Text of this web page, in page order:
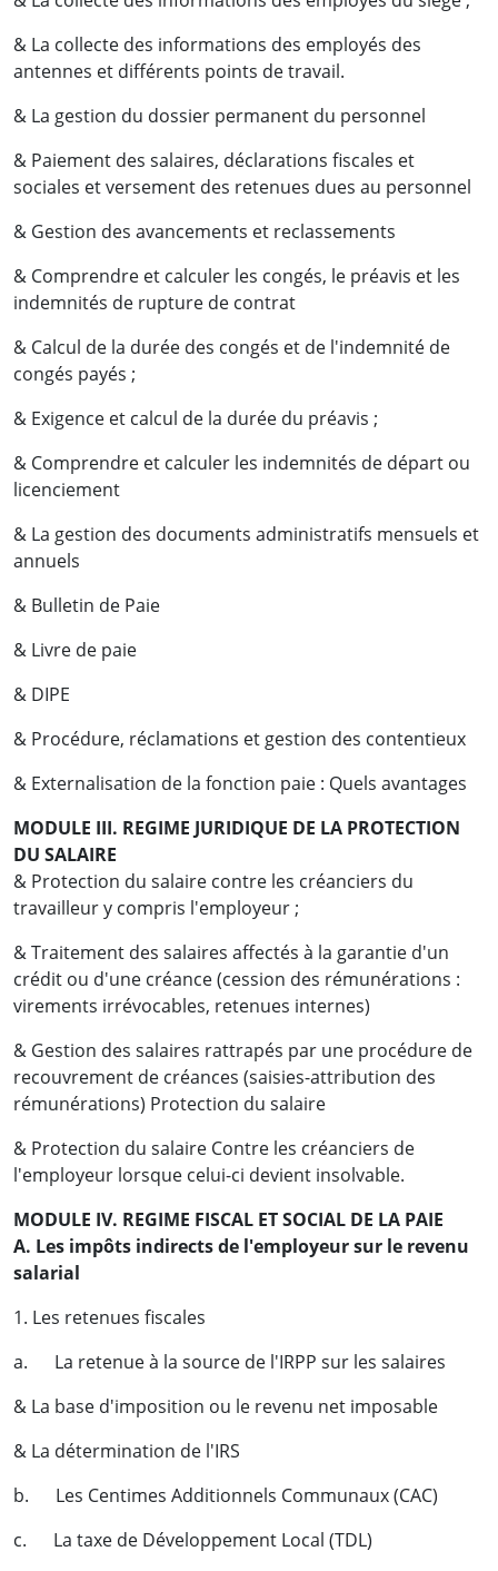
& La collecte des informations des employés des
antennes et différents points de travail.
& La gestion du dossier permanent du personnel
& Paiement des salaires, déclarations fiscales et
sociales et versement des retenues dues au personnel
& Gestion des avancements et reclassements
& Comprendre et calculer les congés, le préavis et les
indemnités de rupture de contrat
& Calcul de la durée des congés et de l'indemnité de
congés payés ;
& Exigence et calcul de la durée du préavis ;
& Comprendre et calculer les indemnités de départ ou
licenciement
& La gestion des documents administratifs mensuels et
annuels
& Bulletin de Paie
& Livre de paie
& DIPE
& Procédure, réclamations et gestion des contentieux
& Externalisation de la fonction paie : Quels avantages
MODULE III. REGIME JURIDIQUE DE LA PROTECTION
DU SALAIRE
& Protection du salaire contre les créanciers du
travailleur y compris l'employeur ;
& Traitement des salaires affectés à la garantie d'un
crédit ou d'une créance (cession des rémunérations :
virements irrévocables, retenues internes)
& Gestion des salaires rattrapés par une procédure de
recouvrement de créances (saisies-attribution des
rémunérations) Protection du salaire
& Protection du salaire Contre les créanciers de
l'employeur lorsque celui-ci devient insolvable.
MODULE IV. REGIME FISCAL ET SOCIAL DE LA PAIE
A. Les impôts indirects de l'employeur sur le revenu
salarial
1. Les retenues fiscales
a. La retenue à la source de l'IRPP sur les salaires
& La base d'imposition ou le revenu net imposable
& La détermination de l'IRS
b. Les Centimes Additionnels Communaux (CAC)
c. La taxe de Développement Local (TDL)